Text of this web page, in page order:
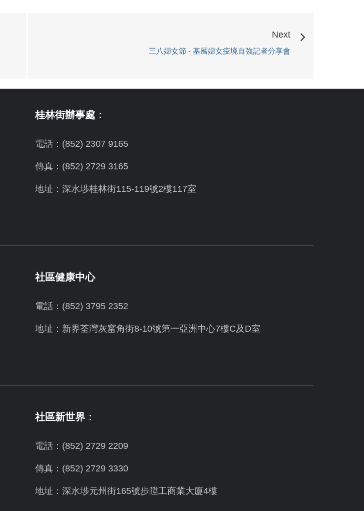
Next
三八婦女節 - 基層婦女疫境自強記者分享會
桂林街辦事處：
電話：(852) 2307 9165
傳真：(852) 2729 3165
地址：深水埗桂林街115-119號2樓117室
社區健康中心
電話：(852) 3795 2352
地址：新界荃灣灰窰角街8-10號第一亞洲中心7樓C及D室
社區新世界：
電話：(852) 2729 2209
傳真：(852) 2729 3330
地址：深水埗元州街165號步陞工商業大廈4樓